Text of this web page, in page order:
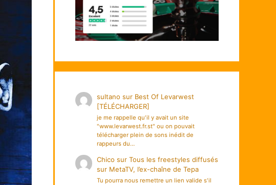
sultano sur Best Of Levarwest
[TÉLÉCHARGER]
je me rappelle qu'il y avait un site
"www.levarwest.fr.st" ou on pouvait
télécharger plein de sons inédit de
rappeurs du…
Chico surTous les freestyles diffusés
sur MetaTV, l’ex-chaîne de Tepa
Tu pourra nous remettre un lien valide s'il